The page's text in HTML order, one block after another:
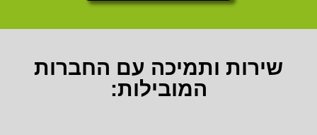
שירות ותמיכה עם החברות
המובילות: